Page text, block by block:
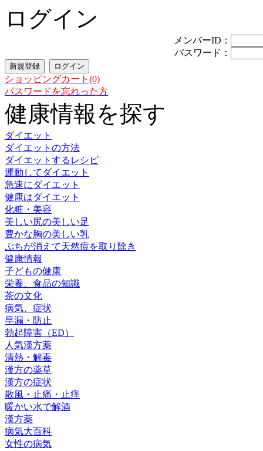
ログイン
メンバーID：
パスワード：
ショッピングカート(0)
パスワードを忘れった方
健康情報を探す
ダイエット
ダイエットの方法
ダイエットするレシピ
運動してダイエット
急速にダイエット
健康はダイエット
化粧・美容
美しい尻の美しい足
豊かな胸の美しい乳
ぶちが消えて天然痘を取り除き
健康情報
子どもの健康
栄養、食品の知識
茶の文化
病気、症状
早漏・防止
勃起障害（ED）
人気漢方薬
清熱・解毒
漢方の薬草
漢方の症状
散風・止痛・止痒
暖かい水で解酒
漢方薬
病気大百科
女性の病気